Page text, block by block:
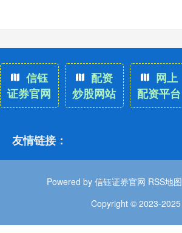
信钰
证券官网
配资
炒股网站
网上
配资平台
友情链接：
Powered by 信钰证券官网 RSS地图
Copyright © 2023-2025